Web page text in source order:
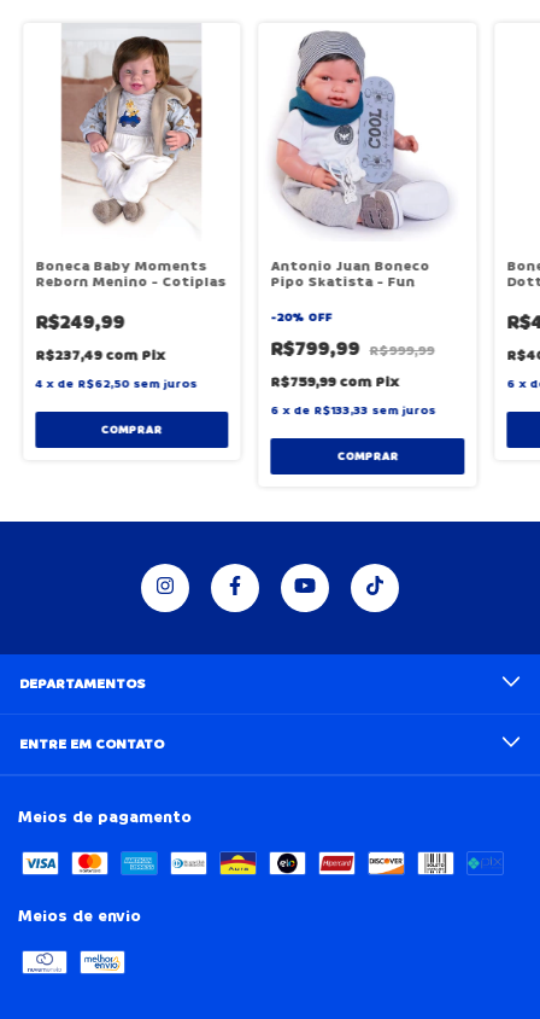
Boneca Baby Moments
Reborn Menino - Cotiplas
R$249,99
R$237,49com Pix
4 x de R$62,50 sem juros
COMPRAR
Antonio Juan Boneco
Pipo Skatista - Fun
-20% OFF
R$799,99 R$999,99
R$759,99com Pix
6 x de R$133,33 sem juros
COMPRAR
6 x
DEPARTAMENTOS
ENTRE EM CONTATO
Meios de pagamento
Meios de envio